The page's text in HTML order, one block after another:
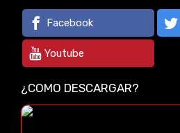
Facebook
Youtube
¿COMO DESCARGAR?